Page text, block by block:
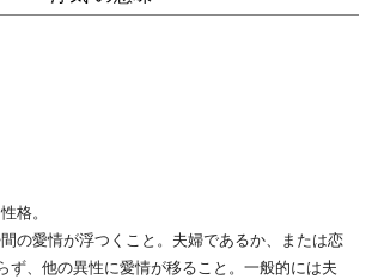
格。
の愛情が浮つくこと。夫婦であるか、または恋
ず、他の異性に愛情が移ること。一般的には夫